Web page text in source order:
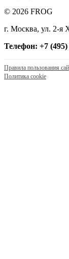
© 2026 FROG
г. Москва, ул. 2-я
Телефон: +7 (495)
Правила пользования
Политика cookie